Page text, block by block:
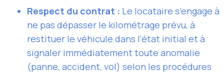
Respect du contrat : Le locataire s’engage à
ne pas dépasser le kilométrage prévu, à
restituer le véhicule dans l’état initial et à
signaler immédiatement toute anomalie
(panne, accident, vol) selon les procédures